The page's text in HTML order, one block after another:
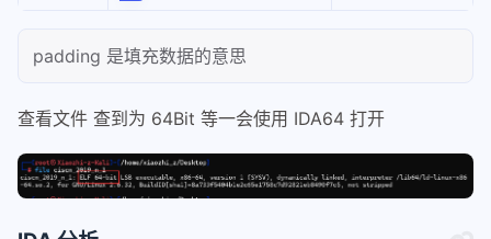
padding 是填充数据的意思
查看文件 查到为 64Bit 等一会使用 IDA64 打开